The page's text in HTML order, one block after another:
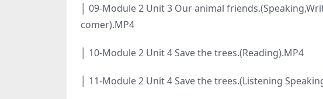
│ 09-Module 2 Unit 3 Our animal
comer).MP4
│ 10-Module 2 Unit 4 Save the trees.(Reading).MP4
│ 11-Module 2 Unit 4 Save the trees.(Listening